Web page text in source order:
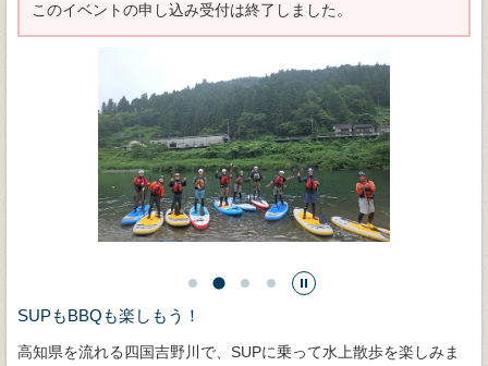
このイベントの申し込み受付は終了しました。
SUPもBBQも楽しもう！
高知県を流れる四国吉野川で、SUPに乗って水上散歩を楽しみま